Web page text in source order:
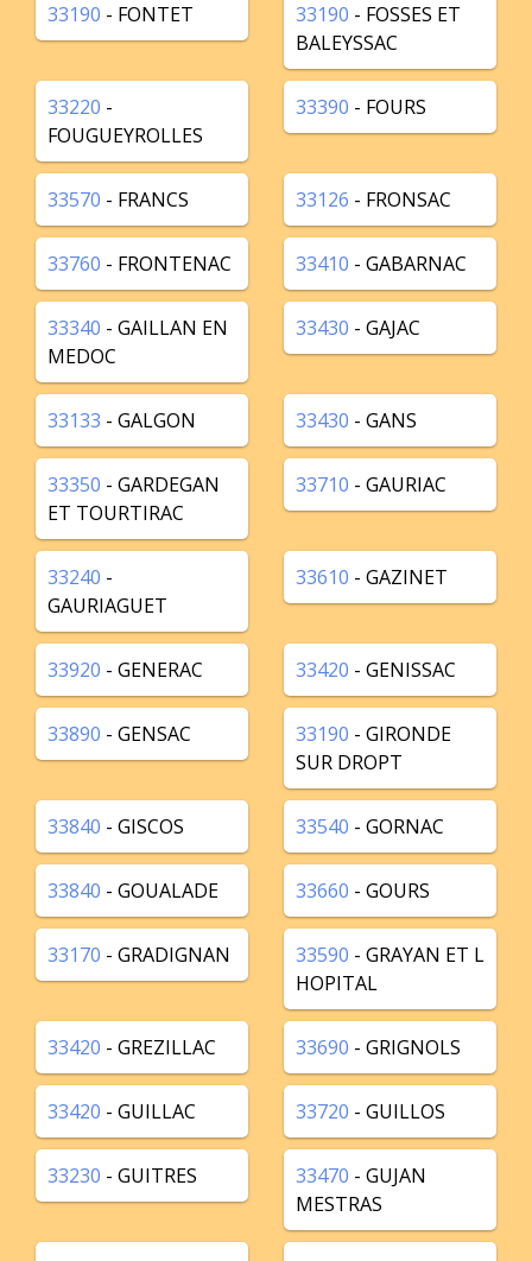
33190 - FONTET 33190 - FOSSES ET
BALEYSSAC
33220 -
FOUGUEYROLLES
33390 - FOURS
33570 - FRANCS 33126 - FRONSAC
33760 - FRONTENAC 33410 - GABARNAC
33340 - GAILLAN EN
MEDOC
33430 - GAJAC
33133 - GALGON 33430 - GANS
33350 - GARDEGAN
ET TOURTIRAC
33710 - GAURIAC
33240 -
GAURIAGUET
33610 - GAZINET
33920 - GENERAC 33420 - GENISSAC
33890 - GENSAC 33190 - GIRONDE
SUR DROPT
33840 - GISCOS 33540 - GORNAC
33840 - GOUALADE 33660 - GOURS
33170 - GRADIGNAN 33590 - GRAYAN ET L
HOPITAL
33420 - GREZILLAC 33690 - GRIGNOLS
33420 - GUILLAC 33720 - GUILLOS
33230 - GUITRES 33470 - GUJAN
MESTRAS